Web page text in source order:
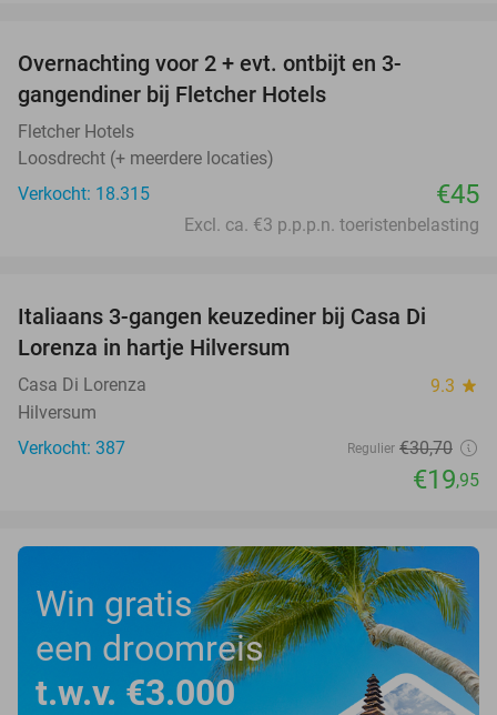
Overnachting voor 2 + evt. ontbijt en 3-
gangendiner bij Fletcher Hotels
Fletcher Hotels
Loosdrecht (+ meerdere locaties)
Verkocht: 18.315
€45
Excl. ca. €3 p.p.p.n. toeristenbelasting
Italiaans 3-gangen keuzediner bij Casa Di
Lorenza in hartje Hilversum
Casa Di Lorenza 9.3 star
Hilversum
Verkocht: 387
Regulier €30,70
€19,95
Win gratis
een droomreis
t.w.v. €3.000